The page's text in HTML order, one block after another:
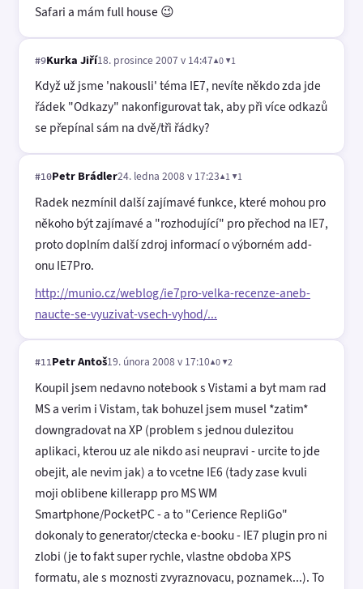
Safari a mám full house 😉
#9Kurka Jiří18. prosince 2007 v 14:47▲0 ▼1
Když už jsme 'nakousli' téma IE7, nevíte někdo zda jde
řádek "Odkazy" nakonfigurovat tak, aby při více odkazů
se přepínal sám na dvě/tři řádky?
#10Petr Brádler24. ledna 2008 v 17:23▲1 ▼1
Radek nezmínil další zajímavé funkce, které mohou pro
někoho být zajímavé a "rozhodující" pro přechod na IE7,
proto doplním další zdroj informací o výborném add-
onu IE7Pro.
http://munio.cz/weblog/ie7pro-velka-recenze-aneb-
naucte-se-vyuzivat-vsech-vyhod/...
#11Petr Antoš19. února 2008 v 17:10▲0 ▼2
Koupil jsem nedavno notebook s Vistami a byt mam rad
MS a verim i Vistam, tak bohuzel jsem musel *zatim*
downgradovat na XP (problem s jednou dulezitou
aplikaci, kterou uz ale nikdo asi neupravi - urcite to jde
obejit, ale nevim jak) a to vcetne IE6 (tady zase kvuli
moji oblibene killerapp pro MS WM
Smartphone/PocketPC - a to "Cerience RepliGo"
dokonaly to generator/ctecka e-booku - IE7 plugin pro ni
zlobi (je to fakt super rychle, vlastne obdoba XPS
formatu, ale s moznosti zvyraznovacu, poznamek...). To